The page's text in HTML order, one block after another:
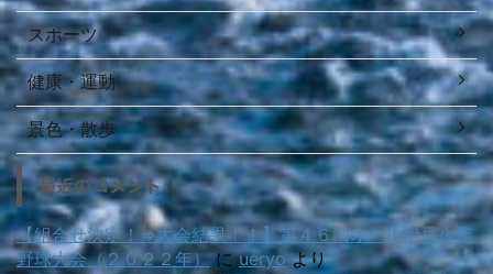
スポーツ
健康・運動
景色・散歩
最近のコメント
【組合せ決定！⇒大会結果！！】第４６回オール伊豆少年
野球大会（２０２２年）にueryoより